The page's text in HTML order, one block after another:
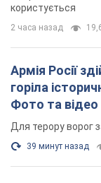
39 минут назад
Російська
постраждалих
Ворог навмисно
18 минут назад